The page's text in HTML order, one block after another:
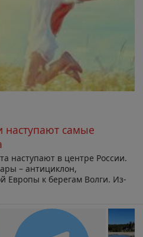
наступают самые
наступают в центре России.
– антициклон,
Европы к берегам Волги. Из-